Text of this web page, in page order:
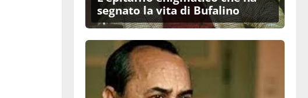
segnato la vita di Bufalino